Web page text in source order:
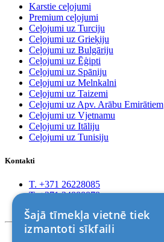
Karstie ceļojumi
Premium ceļojumi
Ceļojumi uz Turciju
Ceļojumi uz Grieķiju
Ceļojumi uz Bulgāriju
Ceļojumi uz Ēģipti
Ceļojumi uz Spāniju
Ceļojumi uz Melnkalni
Ceļojumi uz Taizemi
Ceļojumi uz Apv. Arābu Emirātiem
Ceļojumi uz Vjetnamu
Ceļojumi uz Itāliju
Ceļojumi uz Tunisiju
Kontakti
T. +371 26228085
T. +371 24888878
Šajā tīmekļa vietnē tiek
izmantoti sīkfaili